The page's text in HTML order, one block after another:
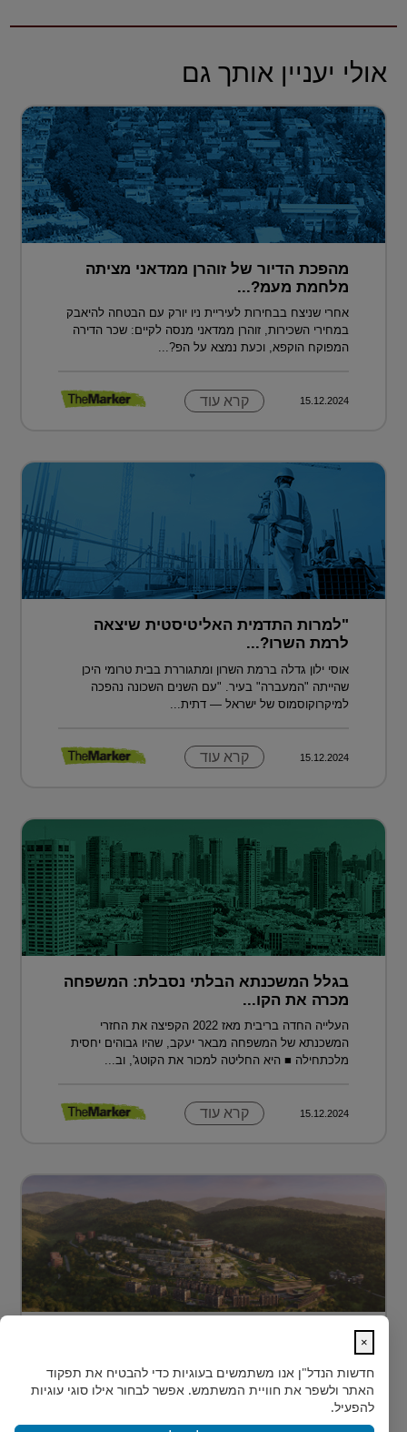
אולי יעניין אותך גם
מהפכת הדיור של זוהרן ממדאני מציתה
מלחמת מעמ?...
אחרי שניצח בבחירות לעיריית ניו יורק עם הבטחה להיאבק
במחירי השכירות, זוהרן ממדאני מנסה לקיים: שכר הדירה
המפוקח הוקפא, וכעת נמצא על הפ?...
15.12.2024 קרא עוד
"למרות התדמית האליטיסטית שיצאה
לרמת השרו?...
אוסי ילון גדלה ברמת השרון ומתגוררת בבית טרומי היכן
שהייתה "המעברה" בעיר. "עם השנים השכונה נהפכה
למיקרוקוסמוס של ישראל — דתית...
15.12.2024 קרא עוד
בגלל המשכנתא הבלתי נסבלת: המשפחה
מכרה את הקו...
העלייה החדה בריבית מאז 2022 הקפיצה את החזרי
המשכנתא של המשפחה מבאר יעקב, שהיו גבוהים יחסית
מלכתחילה ■ היא החליטה למכור את הקוטג', וב...
15.12.2024 קרא עוד
בלב טביליסי, בין השכונות המבוקשות Vake וSaburtalo, כ-2
ק"מ בלבד מהאוניברסיטה של העיר, מוקם TBILISI
ACRES - פ...
×
חדשות הנדל"ן אנו משתמשים בעוגיות כדי להבטיח את תפקוד
האתר ולשפר את חוויית המשתמש. אפשר לבחור אילו סוגי עוגיות
להפעיל.